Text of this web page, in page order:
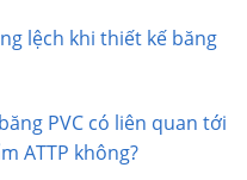
lệch khi thiết kế băng
PVC có liên quan tới
ATTP không?